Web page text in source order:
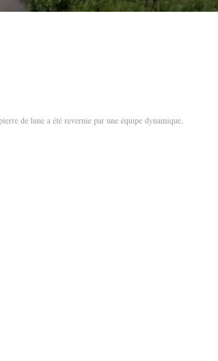
de lune a été revernie par une équipe dynamique,